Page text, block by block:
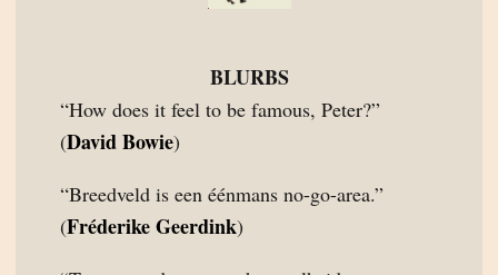
BLURBS
“How does it feel to be famous, Peter?”
(David Bowie)
“Breedveld is een éénmans no-go-area.”
(Fréderike Geerdink)